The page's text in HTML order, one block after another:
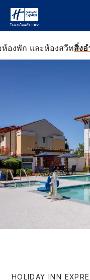
ห้องพัก และห้องสวีทสิ่ง
HOLIDAY INN